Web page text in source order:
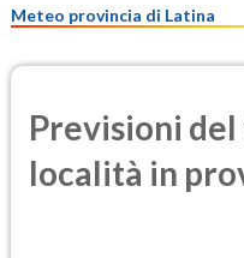
Meteo provincia di Latina
Previsioni
località in